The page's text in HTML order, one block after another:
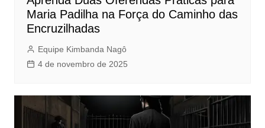
Maria Padilha na Força do Caminho das
Encruzilhadas
Equipe Kimbanda Nagô
4 de novembro de 2025